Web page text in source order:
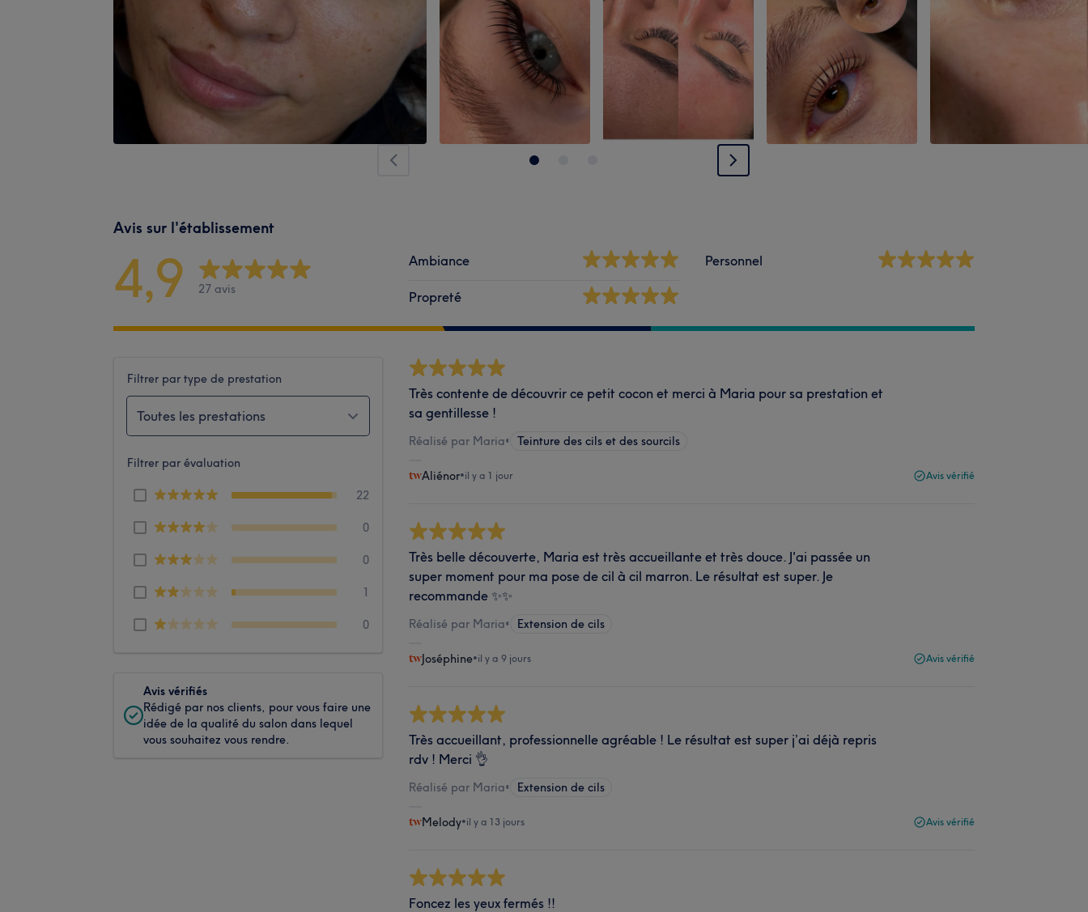
Avis sur l'établissement
4,9 27 avis
Ambiance
Propreté
Personnel
Filtrer par type de prestation
Toutes les prestations
Filtrer par évaluation
22
0
0
1
0
Avis vérifiés
Rédigé par nos clients, pour vous faire une
idée de la qualité du salon dans lequel
vous souhaitez vous rendre.
Très contente de découvrir ce petit cocon et merci à Maria pour sa prestation et
sa gentillesse !
Réalisé par Maria• Teinture des cils et des sourcils
Aliénor•il y a 1 jour Avis vérifié
Très belle découverte, Maria est très accueillante et très douce. J'ai passée un
super moment pour ma pose de cil à cil marron. Le résultat est super. Je
recommande ✨✨
Réalisé par Maria• Extension de cils
Joséphine•il y a 9 jours Avis vérifié
Très accueillant, professionnelle agréable ! Le résultat est super j’ai déjà repris
rdv ! Merci 👌
Réalisé par Maria• Extension de cils
Melody•il y a 13 jours Avis vérifié
Foncez les yeux fermés !!